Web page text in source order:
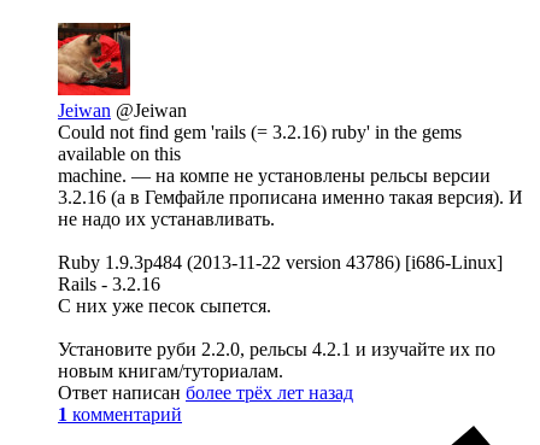
Jeiwan @Jeiwan
Could not find gem 'rails (= 3.2.16) ruby' in the gems
available on this
machine. — на компе не установлены рельсы версии
3.2.16 (а в Гемфайле прописана именно такая версия). И
не надо их устанавливать.
Ruby 1.9.3p484 (2013-11-22 version 43786) [i686-Linux]
Rails - 3.2.16
С них уже песок сыпется.
Установите руби 2.2.0, рельсы 4.2.1 и изучайте их по
новым книгам/туториалам.
Ответ написан более трёх лет назад
1 комментарий